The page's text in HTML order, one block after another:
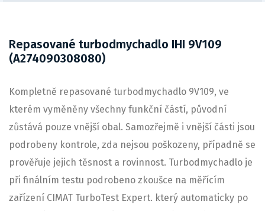
Repasované turbodmychadlo IHI 9V109
(A274090308080)
Kompletně repasované turbodmychadlo 9V109, ve
kterém vyměněny všechny funkční částí, původní
zůstává pouze vnější obal. Samozřejmě i vnější části jsou
podrobeny kontrole, zda nejsou poškozeny, případně se
prověřuje jejich těsnost a rovinnost. Turbodmychadlo je
při finálním testu podrobeno zkoušce na měřícím
zařízení CIMAT TurboTest Expert. který automaticky po